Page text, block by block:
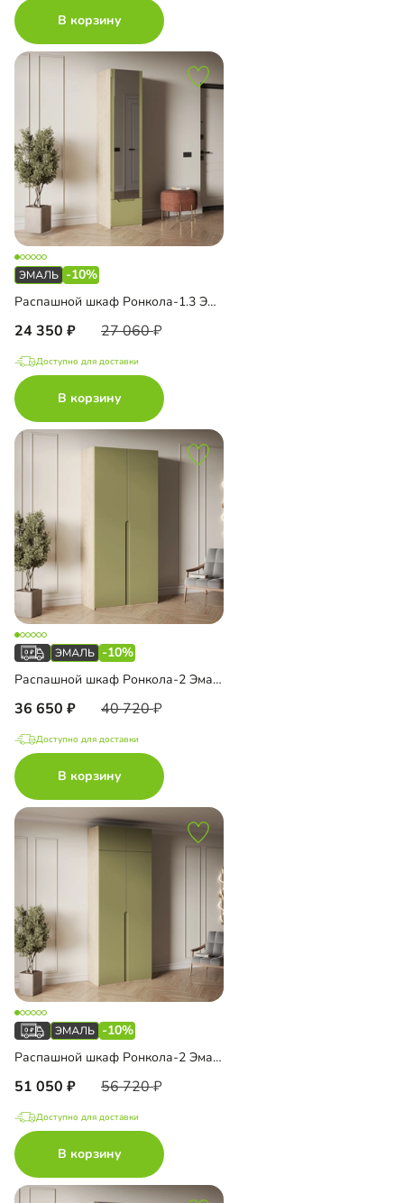
В корзину
-10%
Распашной шкаф Ронкола-1.3 Эмаль с зеркалом
24 350 27 060
Доступно для доставки
В корзину
-10%
Распашной шкаф Ронкола-2 Эмаль
36 650 40 720
Доступно для доставки
В корзину
-10%
Распашной шкаф Ронкола-2 Эмаль с антресолью
51 050 56 720
Доступно для доставки
В корзину